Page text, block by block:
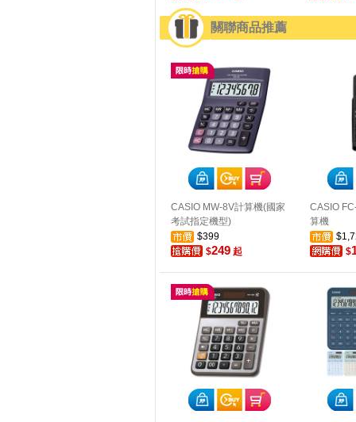
關聯商品推薦
CASIO MW-8V計算機(國家
考試指定機型)
$399
$249起
CASIO
算機
$